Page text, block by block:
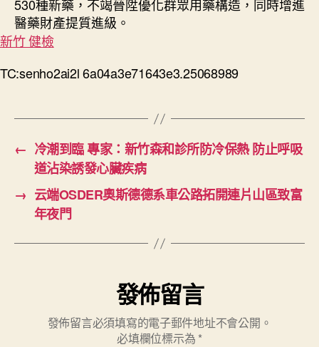
530種新藥，不竭晉陞優化群眾用藥構造，同時增進
醫藥財產提質進級。
新竹 健檢
TC:senho2ai2l 6a04a3e71643e3.25068989
← 冷潮到臨 專家：新竹森和診所防冷保熱 防止呼吸
道沾染誘發心臟疾病
→ 云端OSDER奧斯德德系車公路拓開連片山區致富
年夜門
發佈留言
發佈留言必須填寫的電子郵件地址不會公開。
必填欄位標示為 *